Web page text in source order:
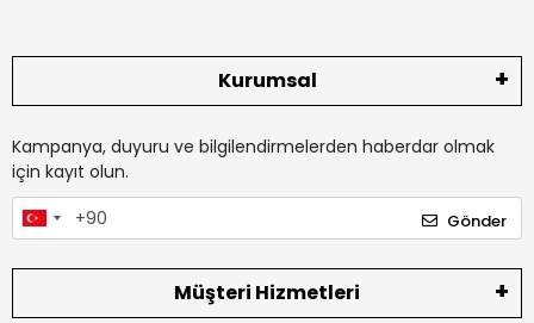
Kurumsal
Kampanya, duyuru ve bilgilendirmelerden haberdar olmak
için kayıt olun.
Gönder
Müşteri Hizmetleri